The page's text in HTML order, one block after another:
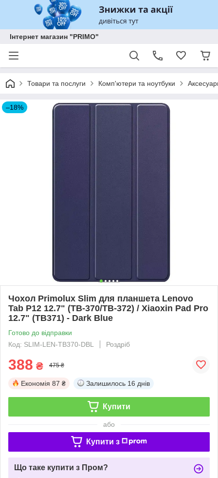
Інтернет магазин "PRIMO"
Товари та послуги Комп'ютери та ноутбуки
–18%
Чохол Primolux Slim для планшета Lenovo
Tab P12 12.7" (TB-370/TB-372) / Xiaoxin Pad Pro
12.7" (TB371) - Dark Blue
Готово до відправки
Код: SLIM-LEN-TB370-DBL
Роздріб
388 ₴ 475 ₴
Економія 87 ₴ Залишилось 16 днів
Купити
або
Купити з
Що таке купити з Пром?